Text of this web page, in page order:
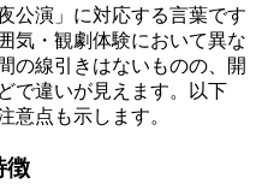
公演」に対応する言葉です
気・観劇体験において異な
の線引きはないものの、開
で違いが見えます。以下
意点も示します。
徴